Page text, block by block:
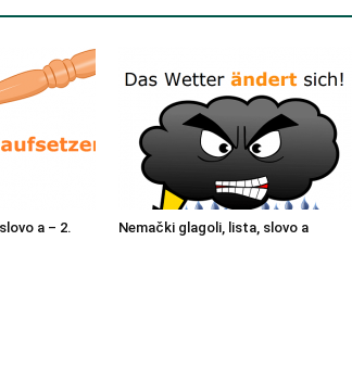
a – 2.
Nemački glagoli, lista, slovo a